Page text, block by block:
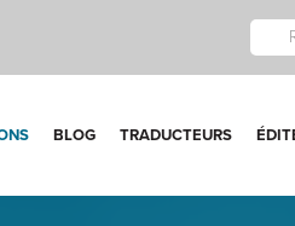
BLOG TRADUCTEURS